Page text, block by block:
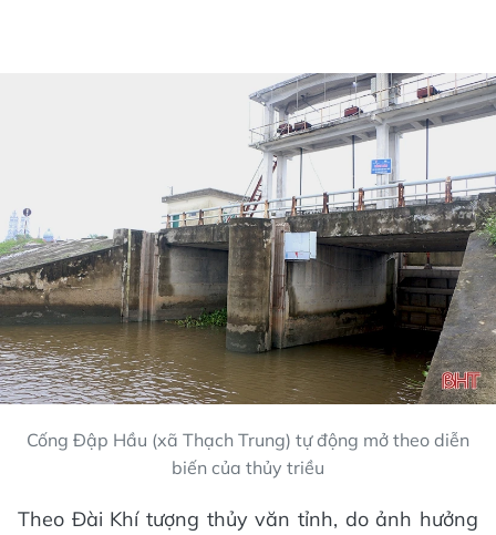
Cống Đập Hầu (xã Thạch Trung) tự động mở theo diễn
biến của thủy triều
Theo Đài Khí tượng thủy văn tỉnh, do ảnh hưởng